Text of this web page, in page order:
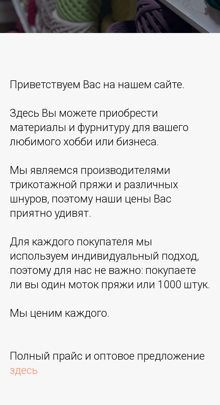
Приветствуем Вас на нашем сайте.
Здесь Вы можете приобрести
материалы и фурнитуру для вашего
любимого хобби или бизнеса.
Мы являемся производителями
трикотажной пряжи и различных
шнуров, поэтому наши цены Вас
приятно удивят.
Для каждого покупателя мы
используем индивидуальный подход,
поэтому для нас не важно: покупаете
ли вы один моток пряжи или 1000 штук.
Мы ценим каждого.
Полный прайс и оптовое предложение
здесь